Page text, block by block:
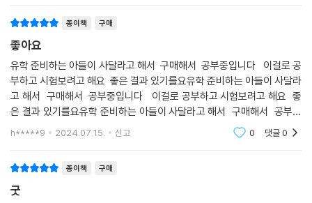
종이책 구매
좋아요
유학 준비하는 아들이 사달라고 해서 구매해서 공부중입니다 이걸로 공
부하고 시험보려고 해요 좋은 결과 있기를요유학 준비하는 아들이 사달라
고 해서 구매해서 공부중입니다 이걸로 공부하고 시험보려고 해요 좋
은 결과 있기를요유학 준비하는 아들이 사달라고 해서 구매해서 공부중
입니다 이걸로 공부하고 시험보려고 해요 좋은 결과 있기를요
h*****9 2024.07.15. 신고 0 댓글0
종이책 구매
굿